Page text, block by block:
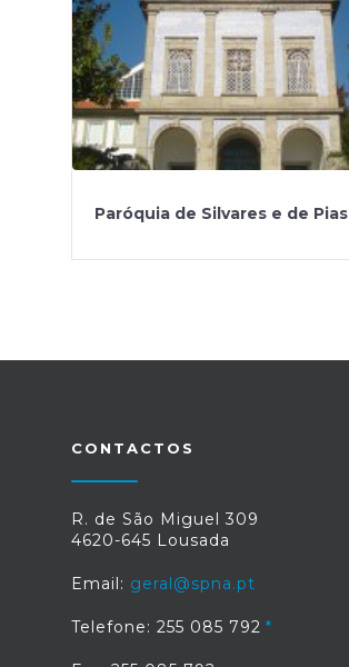
Paróquia de Silvares e de Pias
CONTACTOS
R. de São Miguel 309
4620-645 Lousada
Email: geral@spna.pt
Telefone: 255 085 792